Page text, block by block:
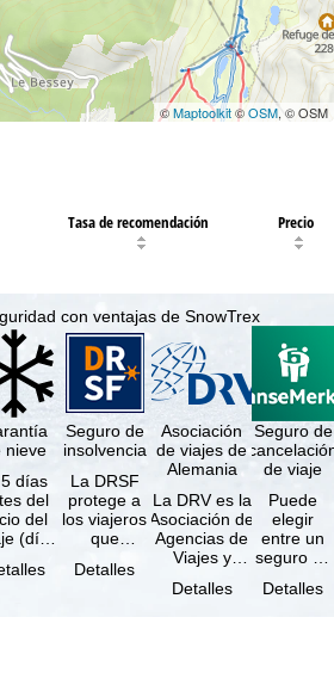
©Maptoolkit©OSM, © OSM
Tasa de recomendación Precio
con ventajas de SnowTrex
nieve
días
del
del
(día
de
Seguro de
insolvencia
La DRSF
protege a
los viajeros
que
viaje
Detalles
Asociación
de viajes de
Alemania
La DRV es la
Asociación de
Agencias de
Viajes y
más grande
Detalles
Seguro de
de viaje
Puede
elegir
entre un
seguro de
de viaje
Detalles